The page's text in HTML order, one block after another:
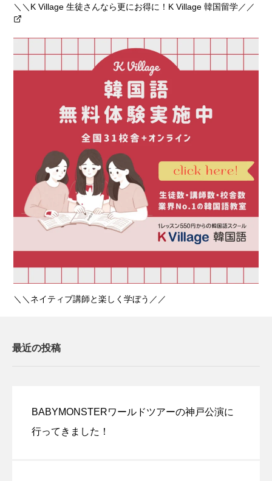
＼＼K Village 生徒さんなら更にお得に！K Village 韓国留学／／
＼＼ネイティブ講師と楽しく学ぼう／／
最近の投稿
BABYMONSTERワールドツアーの神戸公演に
行ってきました！